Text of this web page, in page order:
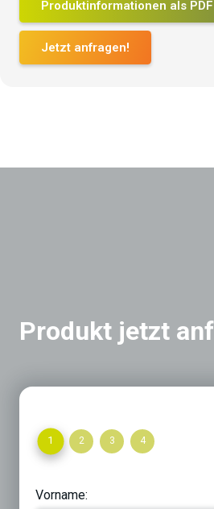
Produktinformationen als PDF
Jetzt anfragen!
Produkt jetzt
1 2 3 4
Vorname: